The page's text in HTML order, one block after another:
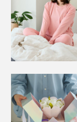
繰り返し愛用す
になりだしたら